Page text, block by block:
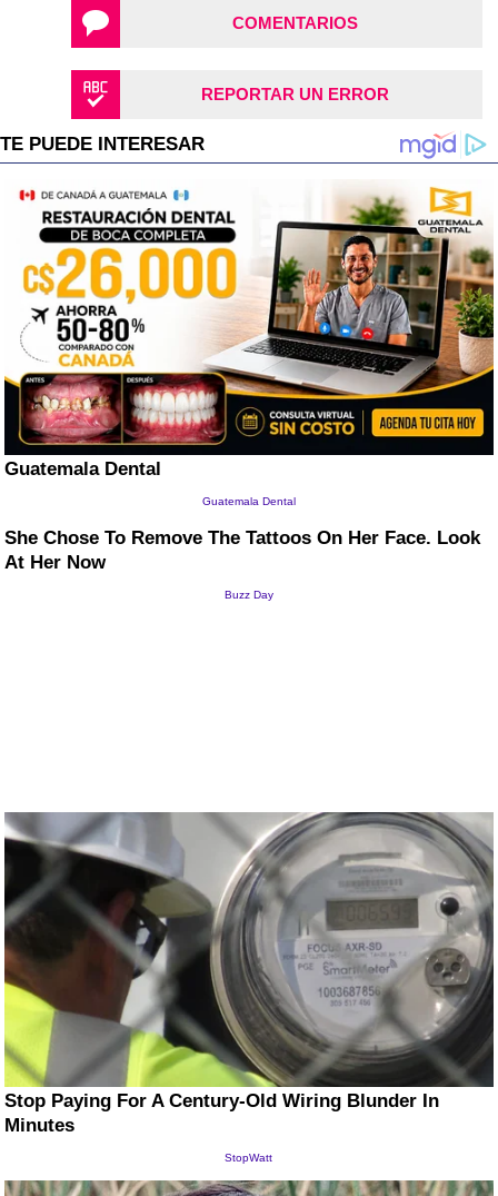
COMENTARIOS
REPORTAR UN ERROR